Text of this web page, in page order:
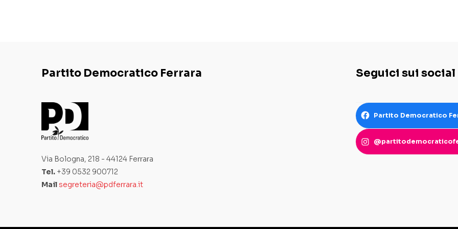
Partito Democratico Ferrara
Via Bologna, 218 - 44124 Ferrara
Tel.+39 0532 900712
Mail segreteria@pdferrara.it
Seguici sui social
Partito Democratico